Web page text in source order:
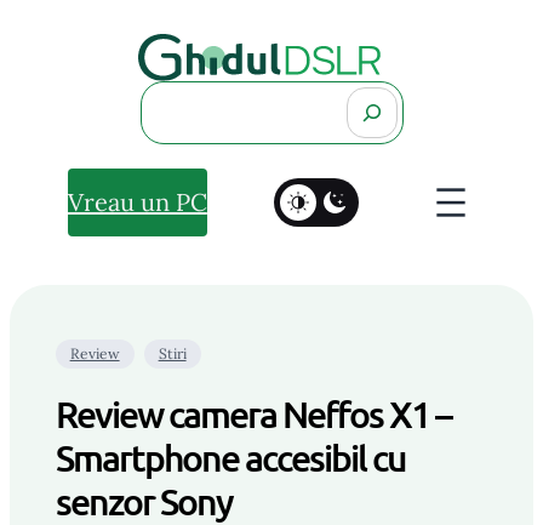
Search
Vreau un PC
Review Stiri
Review camera Neffos X1 –
Smartphone accesibil cu
senzor Sony